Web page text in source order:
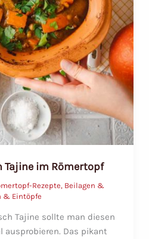
Tajine im Römertopf
Rezepte, Beilagen &
& Eintöpfe
Tajine sollte man diesen
ausprobieren. Das pikant